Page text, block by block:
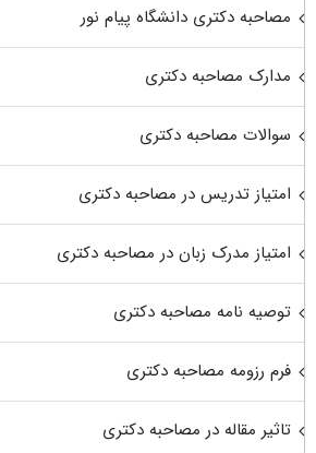
مصاحبه دکتری دانشگاه پیام نور
مدارک مصاحبه دکتری
سوالات مصاحبه دکتری
امتیاز تدریس در مصاحبه دکتری
امتیاز مدرک زبان در مصاحبه دکتری
توصیه نامه مصاحبه دکتری
فرم رزومه مصاحبه دکتری
تاثیر مقاله در مصاحبه دکتری